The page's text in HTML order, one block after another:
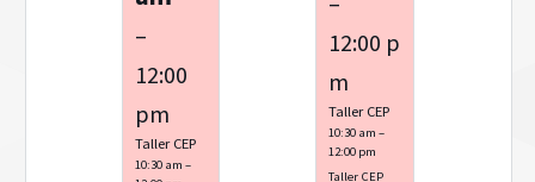
–
12:00
pm
Taller CEP
10:30 am –
12:00 p
m
Taller CEP
10:30 am –
12:00 pm
Taller CEP